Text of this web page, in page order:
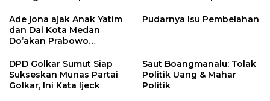
Ade jona ajak Anak Yatim
dan Dai Kota Medan
Do’akan Prabowo
Pudarnya Isu Pembelahan
DPD Golkar Sumut Siap
Sukseskan Munas Partai
Golkar, Ini Kata Ijeck
Saut Boangmanalu: Tolak
Politik Uang & Mahar
Politik